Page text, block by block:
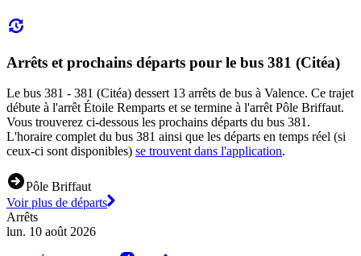
Arrêts et prochains départs pour le bus 381 (Citéa)
Le bus 381 - 381 (Citéa) dessert 13 arrêts de bus à Valence. Ce trajet
débute à l'arrêt Étoile Remparts et se termine à l'arrêt Pôle Briffaut.
Vous trouverez ci-dessous les prochains départs du bus 381.
L'horaire complet du bus 381 ainsi que les départs en temps réel (si
ceux-ci sont disponibles) se trouvent dans l'application.
Pôle Briffaut
Voir plus de départs
Arrêts
lun. 10 août 2026